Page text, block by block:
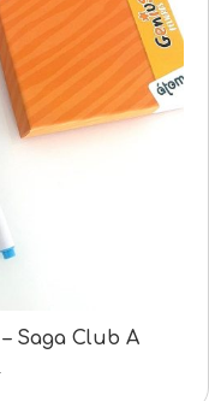
Saga Club A